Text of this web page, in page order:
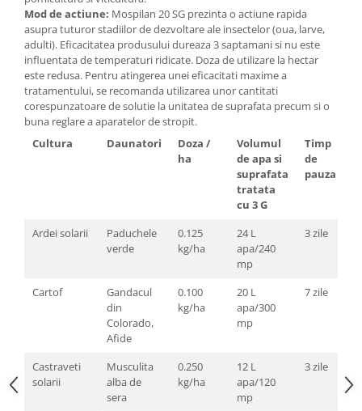
Mod de actiune: Mospilan 20 SG prezinta o actiune rapida
asupra tuturor stadiilor de dezvoltare ale insectelor (oua, larve,
adulti). Eficacitatea produsului dureaza 3 saptamani si nu este
influentata de temperaturi ridicate. Doza de utilizare la hectar
este redusa. Pentru atingerea unei eficacitati maxime a
tratamentului, se recomanda utilizarea unor cantitati
corespunzatoare de solutie la unitatea de suprafata precum si o
buna reglare a aparatelor de stropit.
Cultura
Daunatori
Doza /
ha
Volumul
de apa si
suprafata
tratata
cu 3 G
Timp
de
pauza
Ardei solarii
Paduchele
verde
0.125
kg/ha
24 L
apa/240
mp
3 zile
Cartof
Gandacul
din
Colorado,
Afide
0.100
kg/ha
20 L
apa/300
mp
7 zile
Castraveti
solarii
Musculita
alba de
sera
0.250
kg/ha
12 L
apa/120
mp
3 zile